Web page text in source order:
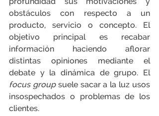
obstáculos con respecto a un
producto, servicio o concepto. El
objetivo principal es recabar
información haciendo aflorar
distintas opiniones mediante el
debate y la dinámica de grupo. El
focus group suele sacar a la luz usos
insospechados o problemas de los
clientes.